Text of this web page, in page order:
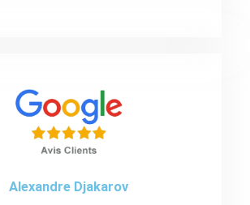
Alexandre Djakarov